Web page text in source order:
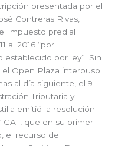
presentada por el
Contreras Rivas,
impuesto predial
al 2016 “por
por ley”. Sin
Open Plaza interpuso
al día siguiente, el 9
Tributaria y
emitió la resolución
que en su primer
el recurso de